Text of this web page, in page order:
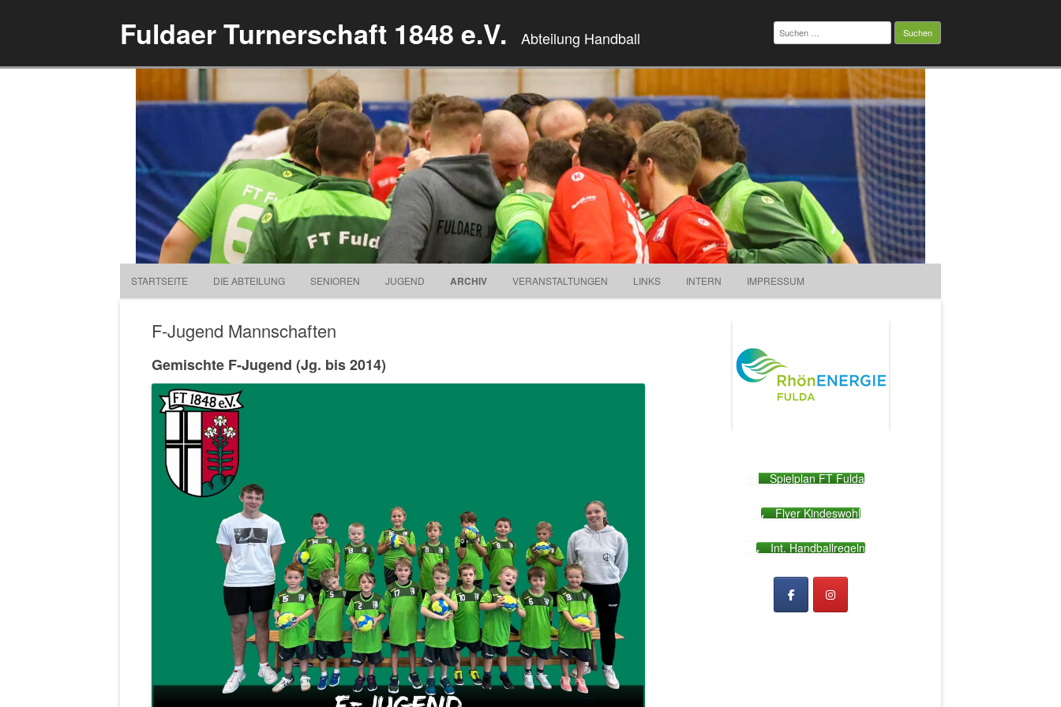
Fuldaer Turnerschaft 1848 e.V. Abteilung Handball
Suchen
nach:
STARTSEITE DIE ABTEILUNG SENIOREN JUGEND ARCHIV VERANSTALTUNGEN LINKS INTERN IMPRESSUM
F-Jugend Mannschaften
Gemischte F-Jugend (Jg. bis 2014)
Spielplan FT Fulda
Flyer Kindeswohl
Int. Handballregeln